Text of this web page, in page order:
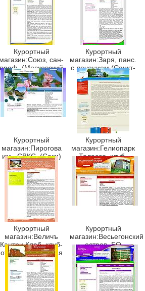
Курортный
магазин:Союз, сан-
проф. (Московский
обл.)
Курортный
магазин:Заря, панс.
с лечением (Санкт-
Петербург)
Курортный
магазин:Пирогова
им., СВКС. (Саки)
Курортный
магазин:Гелиопарк
Талассо, клуб-
отель (Московская
обл.)
Курортный
магазин:Величъ
Кантри Клаб, клуб-
отель (Московская
обл.)
Курортный
магазин:Весьегонский
остров, БО
(Тверская)